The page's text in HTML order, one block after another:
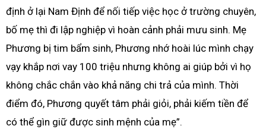
định ở lại Nam Định để nối tiếp việc học ở trường chuyên,
bố mẹ thì đi lập nghiệp vì hoàn cảnh phải mưu sinh. Mẹ
Phương bị tim bẩm sinh, Phương nhớ hoài lúc mình chạy
vạy khắp nơi vay 100 triệu nhưng không ai giúp bởi vì họ
không chắc chắn vào khả năng chi trả của mình. Thời
điểm đó, Phương quyết tâm phải giỏi, phải kiếm tiền để
có thể gìn giữ được sinh mệnh của mẹ”.